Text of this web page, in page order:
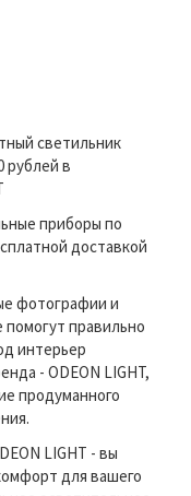
светильник
рублей в
приборы по
доставкой
фотографии и
правильно
интерьер
- ODEON LIGHT,
продуманного
LIGHT - вы
для вашего